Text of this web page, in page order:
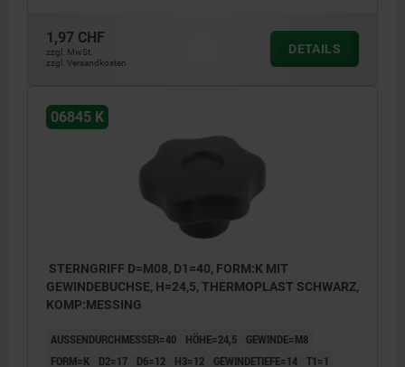
1,97 CHF
zzgl. MwSt.
zzgl. Versandkosten
DETAILS
06845 K
STERNGRIFF D=M08, D1=40, FORM:K MIT
GEWINDEBUCHSE, H=24,5, THERMOPLAST SCHWARZ,
KOMP:MESSING
AUSSENDURCHMESSER=40 HÖHE=24,5
GEWINDE=M8
FORM=K
D2=17 D6=12 H3=12 GEWINDETIEFE=14 T1=1